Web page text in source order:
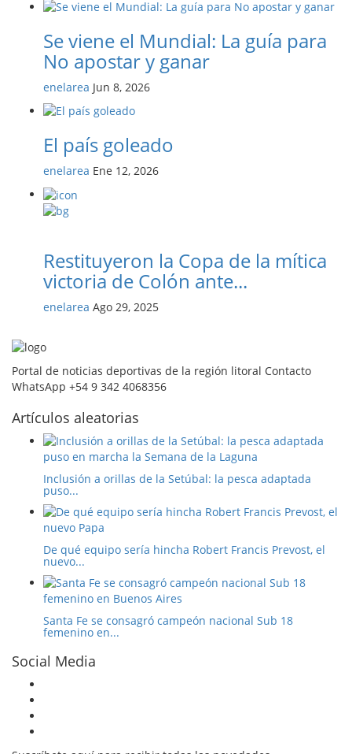
Se viene el Mundial: La guía para
No apostar y ganar
enelarea Jun 8, 2026
El país goleado
enelarea Ene 12, 2026
Restituyeron la Copa de la mítica
victoria de Colón ante...
enelarea Ago 29, 2025
Portal de noticias deportivas de la región litoral Contacto
WhatsApp +54 9 342 4068356
Artículos aleatorias
Inclusión a orillas de la Setúbal: la pesca adaptada
puso...
De qué equipo sería hincha Robert Francis Prevost, el
nuevo...
Santa Fe se consagró campeón nacional Sub 18
femenino en...
Social Media